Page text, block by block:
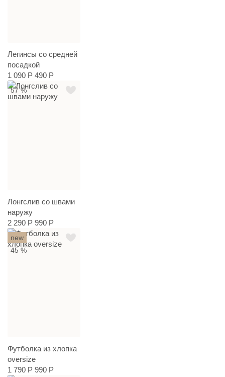
Легинсы со средней
посадкой
1 090 Р 490 Р
57 %
Лонгслив со швами
наружу
2 290 Р 990 Р
new
45 %
Футболка из хлопка
oversize
1 790 Р 990 Р